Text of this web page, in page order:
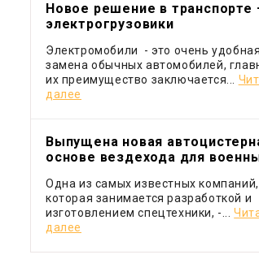
Новое решение в транспорте
электрогрузовики
Электромобили - это очень удобная
замена обычных автомобилей,
их преимущество заключается...
далее
Выпущена новая
основе вездехода для
Одна из самых известных компаний,
которая занимается разработкой и
изготовлением спецтехники, -...
далее